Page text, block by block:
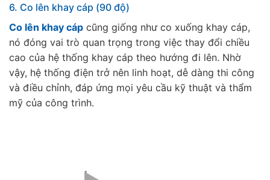
6. Co lên khay cáp (90 độ)
Co lên khay cáp cũng giống như co xuống khay cáp,
nó đóng vai trò quan trọng trong việc thay đổi chiều
cao của hệ thống khay cáp theo hướng đi lên. Nhờ
vậy, hệ thống điện trở nên linh hoạt, dễ dàng thi công
và điều chỉnh, đáp ứng mọi yêu cầu kỹ thuật và thẩm
mỹ của công trình.